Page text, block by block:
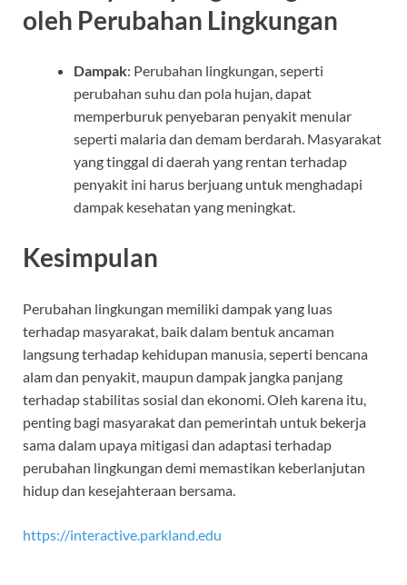
oleh Perubahan Lingkungan
Dampak: Perubahan lingkungan, seperti
perubahan suhu dan pola hujan, dapat
memperburuk penyebaran penyakit menular
seperti malaria dan demam berdarah. Masyarakat
yang tinggal di daerah yang rentan terhadap
penyakit ini harus berjuang untuk menghadapi
dampak kesehatan yang meningkat.
Kesimpulan
Perubahan lingkungan memiliki dampak yang luas
terhadap masyarakat, baik dalam bentuk ancaman
langsung terhadap kehidupan manusia, seperti bencana
alam dan penyakit, maupun dampak jangka panjang
terhadap stabilitas sosial dan ekonomi. Oleh karena itu,
penting bagi masyarakat dan pemerintah untuk bekerja
sama dalam upaya mitigasi dan adaptasi terhadap
perubahan lingkungan demi memastikan keberlanjutan
hidup dan kesejahteraan bersama.
https://interactive.parkland.edu